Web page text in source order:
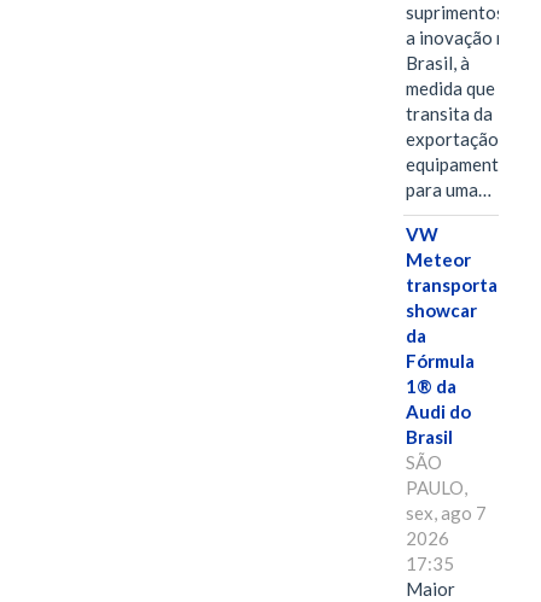
suprimentos e
a inovação no
Brasil, à
medida que
transita da
exportação de
equipamentos
para uma…
VW
Meteor
transporta
showcar
da
Fórmula
1® da
Audi do
Brasil
SÃO
PAULO,
sex, ago 7
2026
17:35
Maior